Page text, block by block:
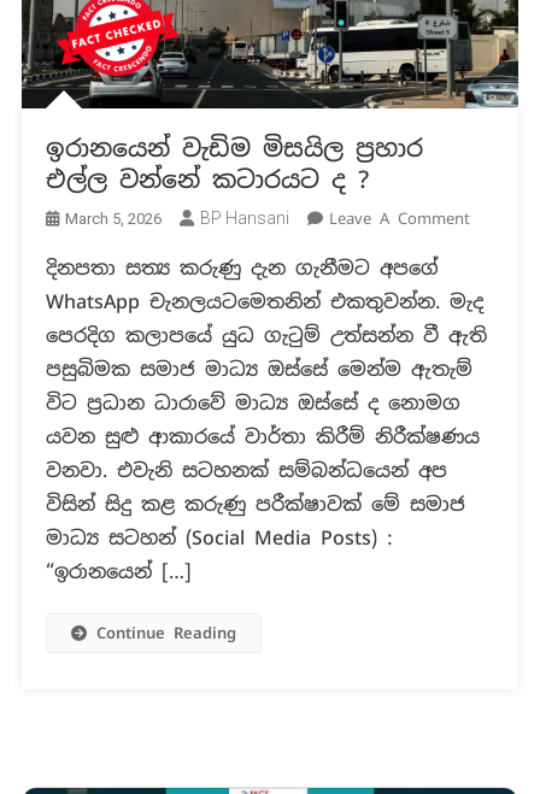
ඉරානයෙන් වැඩිම මිසයිල ප්‍රහාර
එල්ල වන්නේ කටාරයට ද ?
March 5, 2026 BP Hansani Leave A CommentOn
මිසයිල
ප්‍රහාර
එල්ල
ද
දිනපතා සත්‍ය කරුණු දැන ගැනීමට අපගේ
WhatsApp චැනලයටමෙතනින් එකතුවන්න. මැද
පෙරදිග කලාපයේ යුධ ගැටුම් උත්සන්න වී ඇති
පසුබිමක සමාජ මාධ්‍ය ඔස්සේ මෙන්ම ඇතැම්
විට ප්‍රධාන ධාරාවේ මාධ්‍ය ඔස්සේ ද නොමග
යවන සුළු ආකාරයේ වාර්තා කිරීම් නිරීක්ෂණය
වනවා. එවැනි සටහනක් සම්බන්ධයෙන් අප
විසින් සිදු කළ කරුණු පරීක්ෂාවක් මේ සමාජ
මාධ්‍ය සටහන් (Social Media Posts) :
“ඉරානයෙන් […]
Continue Reading